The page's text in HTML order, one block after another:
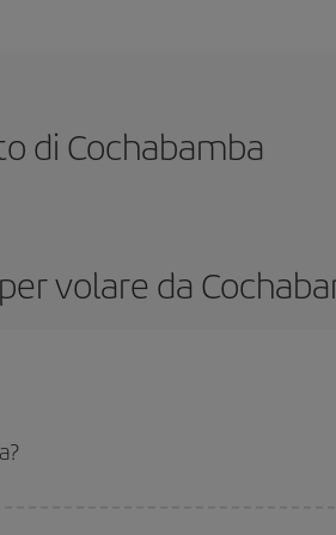
di Cochabamba
volare da